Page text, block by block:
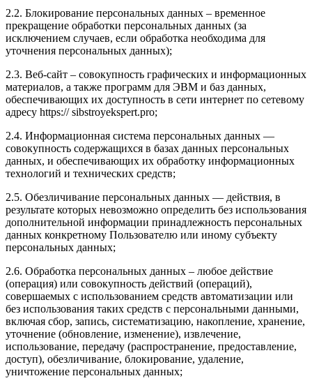
2.2. Блокирование персональных данных – временное
прекращение обработки персональных данных (за
исключением случаев, если обработка необходима для
уточнения персональных данных);
2.3. Веб-сайт – совокупность графических и информационных
материалов, а также программ для ЭВМ и баз данных,
обеспечивающих их доступность в сети интернет по сетевому
адресу https:// sibstroyekspert.pro;
2.4. Информационная система персональных данных —
совокупность содержащихся в базах данных персональных
данных, и обеспечивающих их обработку информационных
технологий и технических средств;
2.5. Обезличивание персональных данных — действия, в
результате которых невозможно определить без использования
дополнительной информации принадлежность персональных
данных конкретному Пользователю или иному субъекту
персональных данных;
2.6. Обработка персональных данных – любое действие
(операция) или совокупность действий (операций),
совершаемых с использованием средств автоматизации или
без использования таких средств с персональными данными,
включая сбор, запись, систематизацию, накопление, хранение,
уточнение (обновление, изменение), извлечение,
использование, передачу (распространение, предоставление,
доступ), обезличивание, блокирование, удаление,
уничтожение персональных данных;